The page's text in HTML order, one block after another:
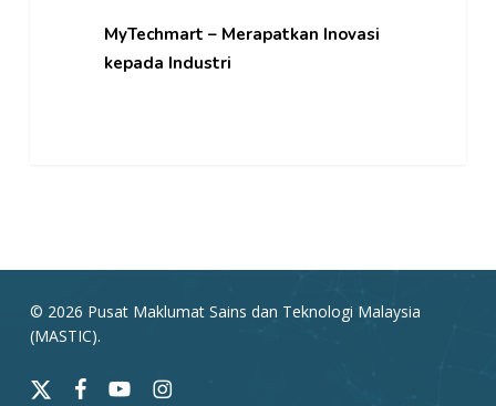
MyTechmart – Merapatkan Inovasi
kepada Industri
© 2026 Pusat Maklumat Sains dan Teknologi Malaysia
(MASTIC).
x-
facebookyoutubeinstagram